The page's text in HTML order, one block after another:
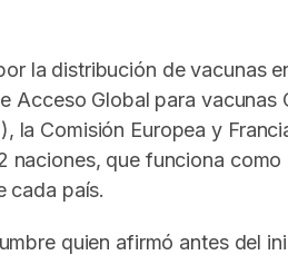
la distribución de vacunas
Acceso Global para vacunas
la Comisión Europea y
naciones, que funciona como
cada país.
quien afirmó antes del